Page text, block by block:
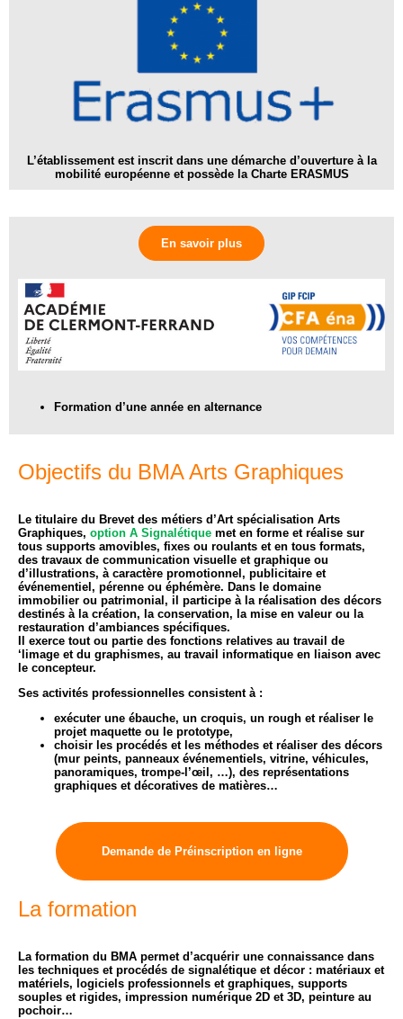
L’établissement est inscrit dans une démarche d’ouverture à la
mobilité européenne et possède la Charte ERASMUS
En savoir plus
Formation d’une année en alternance
Objectifs du BMA Arts Graphiques
Le titulaire du Brevet des métiers d’Art spécialisation Arts
Graphiques, option A Signalétique met en forme et réalise sur
tous supports amovibles, fixes ou roulants et en tous formats,
des travaux de communication visuelle et graphique ou
d’illustrations, à caractère promotionnel, publicitaire et
événementiel, pérenne ou éphémère. Dans le domaine
immobilier ou patrimonial, il participe à la réalisation des décors
destinés à la création, la conservation, la mise en valeur ou la
restauration d’ambiances spécifiques.
Il exerce tout ou partie des fonctions relatives au travail de
‘limage et du graphismes, au travail informatique en liaison avec
le concepteur.
Ses activités professionnelles consistent à :
exécuter une ébauche, un croquis, un rough et réaliser le
projet maquette ou le prototype,
choisir les procédés et les méthodes et réaliser des décors
(mur peints, panneaux événementiels, vitrine, véhicules,
panoramiques, trompe-l’œil, …), des représentations
graphiques et décoratives de matières…
Demande de Préinscription en ligne
La formation
La formation du BMA permet d’acquérir une connaissance dans
les techniques et procédés de signalétique et décor : matériaux et
matériels, logiciels professionnels et graphiques, supports
souples et rigides, impression numérique 2D et 3D, peinture au
pochoir…